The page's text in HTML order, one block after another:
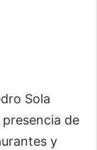
Sola
de
y